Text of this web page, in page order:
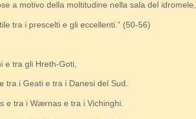
a motivo della moltitudine nella sala del idromele,
tra i prescelti e gli eccellenti.” (50-56)
e tra gli Hreth-Goti,
tra i Geati e tra i Danesi del Sud.
e tra i Wærnas e tra i Vichinghi.